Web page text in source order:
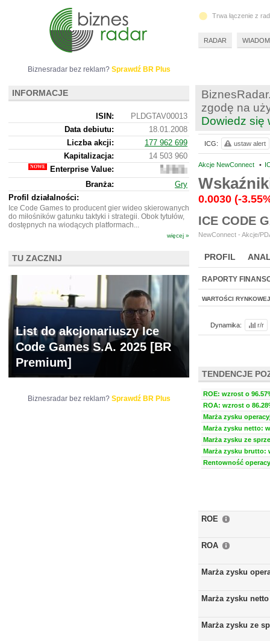
zgodę na
Dowiedz się
Akcje NewConnect •
0.0030 (-
ICE CODE
NewConnect - Akcje/
PROFIL
BR LAB
RAPORTY
WARTOŚCI RYNKOWEJ
Dynamika: r/r
TENDENCJE
ROE: wzrost o
ROA: wzrost o
Marża zysku
Marża zysku netto:
Marża zysku ze
Marża zysku brutto:
Rentowność
ROE
ROA
Marża zysku
Marża zysku netto
Marża zysku ze
ICG: ustaw alert
Biznesradar bez reklam? Sprawdź BR Plus
INFORMACJE
ISIN:
PLDGTAV00013
Data debiutu:
18.01.2008
Liczba akcji:
177 962 699
Kapitalizacja:
14 503 960
Enterprise Value:
15
126
960
Branża:
Gry
Profil działalności:
Ice Code Games to producent gier wideo skierowanych
do miłośników gatunku taktyki i strategii. Obok tytułów,
dostępnych na wiodących platformach...
więcej »
TU ZACZNIJ
List do akcjonariuszy Ice
Code Games S.A. 2025 [BR
Premium]
Biznesradar bez reklam? Sprawdź BR Plus
Trwa łączenie z
RADAR